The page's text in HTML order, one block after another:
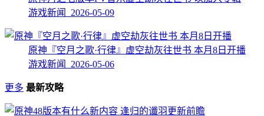
游戏新闻 2026-05-09
原神『空月之歌·行律』虚空劫灰往世书 本月8日开播
游戏新闻 2026-05-06
更多 最新攻略